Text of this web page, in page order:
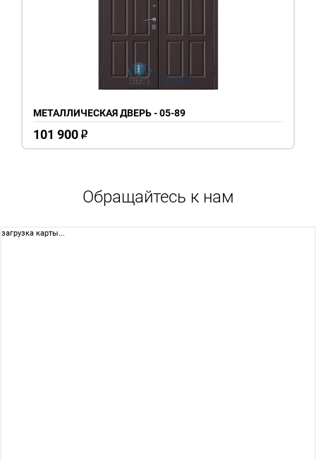
МЕТАЛЛИЧЕСКАЯ ДВЕРЬ - 05-89
101 900 o
Обращайтесь к нам
загрузка карты...